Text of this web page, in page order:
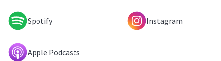
Spotify Instagram
Apple Podcasts